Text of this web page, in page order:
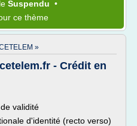
Suspendu •
ce thème
»
- Crédit en
validité
d'identité (recto verso)